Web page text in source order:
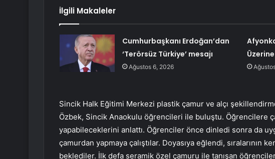
İlgili Makaleler
Cumhurbaşkanı Erdoğan’dan
‘Terörsüz Türkiye’ mesajı
Ağustos 6, 2026
Sincik Halk Eğitimi Merkezi plastik çamur ve alçı
Özbek, Sincik Anaokulu öğrencileri ile buluştu. Öğrencilere
yapabileceklerini anlattı. Öğrenciler önce dinledi sonra da
çamurdan yapmaya çalıştılar. Doyasıya eğlendi, sıralarının
beklediler. İlk defa seramik özel çamuru ile tanışan